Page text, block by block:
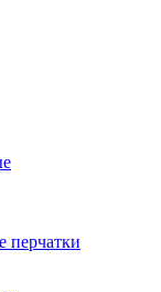
перчатки